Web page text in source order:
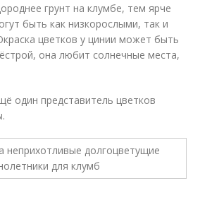
грунт на клумбе, тем ярче
быть как низкорослыми, так и
цветков у цинии может быть
она любит солнечные места,
один представитель цветков